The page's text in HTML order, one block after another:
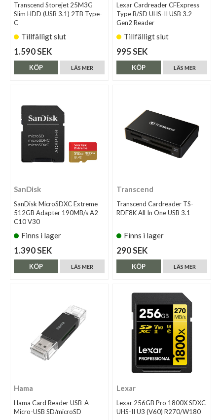
Transcend Storejet 25M3G
Slim HDD (USB 3.1) 2TB Type-
C
Tillfälligt slut
1.590 SEK
LÄS MER
KÖP
Lexar Cardreader CFExpress
Type B/SD UHS-II USB 3.2
Gen2 Reader
Tillfälligt slut
995 SEK
LÄS MER
KÖP
SanDisk
SanDisk MicroSDXC Extreme
512GB Adapter 190MB/s A2
C10 V30
Finns i lager
1.390 SEK
LÄS MER
KÖP
Transcend
Transcend Cardreader TS-
RDF8K All In One USB 3.1
Finns i lager
290 SEK
LÄS MER
KÖP
Hama
Hama Card Reader USB-A
Micro-USB SD/microSD
Lexar
Lexar 256GB Pro 1800X SDXC
UHS-II U3 (V60) R270/W180